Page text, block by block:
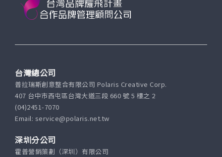
台灣總公司
普拉瑞斯創意整合有限公司 Polaris Creative Corp.
407 台中市西屯區台灣大道三段 660 號 5 樓之 2
(04)2451-7070
Email: service@polaris.net.tw
深圳分公司
霍普營銷策劃（深圳）有限公司